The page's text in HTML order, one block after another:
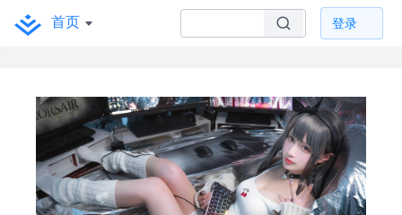
首页 登录